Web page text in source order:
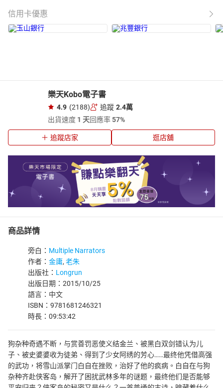
信用卡優惠
樂天Kobo電子書
4.9 (2188) 追蹤 2.4萬
出貨速度 1 天回應率57%
追蹤店家 逛店舖
商品詳情
旁白： Multiple Narrators
作者： 金庸, 老朱
出版社： Longrun
出版日期：2015/10/25
語言：中文
ISBN：9781681246321
時長：09:53:42
狗杂种奇遇不断，与赏善罚恶使义结金兰、被黑白双剑错认为儿
子、被史婆婆收为徒弟、得到了少女阿绣的芳心……最终他凭借高强
的武功，将雪山派掌门白自在挫败，治好了他的疯病。白自在与狗
杂种齐赴侠客岛，解开了困扰武林多年的谜题，最终他们是否能够